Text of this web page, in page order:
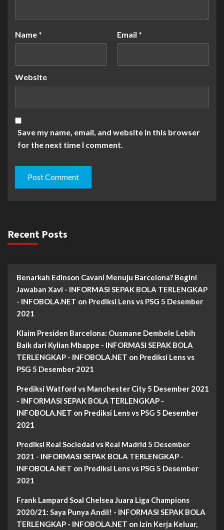
Name * Email *
Website
Save my name, email, and website in this browser
for the next time I comment.
Recent Posts
Benarkah Edinson Cavani Menuju Barcelona? Begini
Jawaban Xavi - INFORMASI SEPAK BOLA TERLENGKAP
- INFOBOLA.NET on Prediksi Lens vs PSG 5 Desember
2021
Klaim Presiden Barcelona: Ousmane Dembele Lebih
Baik dari Kylian Mbappe - INFORMASI SEPAK BOLA
TERLENGKAP - INFOBOLA.NET on Prediksi Lens vs
PSG 5 Desember 2021
Prediksi Watford vs Manchester City 5 Desember 2021
- INFORMASI SEPAK BOLA TERLENGKAP -
INFOBOLA.NET on Prediksi Lens vs PSG 5 Desember
2021
Prediksi Real Sociedad vs Real Madrid 5 Desember
2021 - INFORMASI SEPAK BOLA TERLENGKAP -
INFOBOLA.NET on Prediksi Lens vs PSG 5 Desember
2021
Frank Lampard Soal Chelsea Juara Liga Champions
2020/21: Saya Punya Andil! - INFORMASI SEPAK BOLA
TERLENGKAP - INFOBOLA.NET on Izin Kerja Keluar,